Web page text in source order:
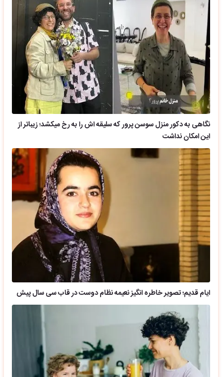
نگاهی به دکور منزل سوسن پرور که سلیقه اش را به رخ میکشد؛ زیباتر از
این امکان نداشت
ایام قدیم؛ تصویر خاطره انگیز نعیمه نظام دوست در قاب سی سال پیش